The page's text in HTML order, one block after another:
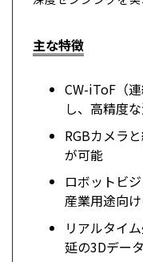
主な特徴
CW-iToF（
し、高精度
RGBカメラ
が可能
ロボットビ
産業用途向
リアルタイ
延の3Dデー